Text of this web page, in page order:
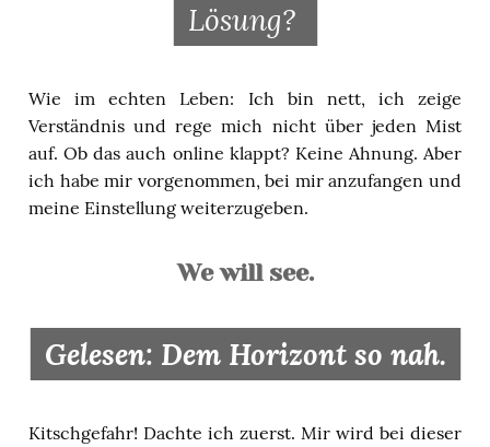
Lösung?
Wie im echten Leben: Ich bin nett, ich zeige
Verständnis und rege mich nicht über jeden Mist
auf. Ob das auch online klappt? Keine Ahnung. Aber
ich habe mir vorgenommen, bei mir anzufangen und
meine Einstellung weiterzugeben.
We will see.
Gelesen: Dem Horizont so nah.
Kitschgefahr! Dachte ich zuerst. Mir wird bei dieser